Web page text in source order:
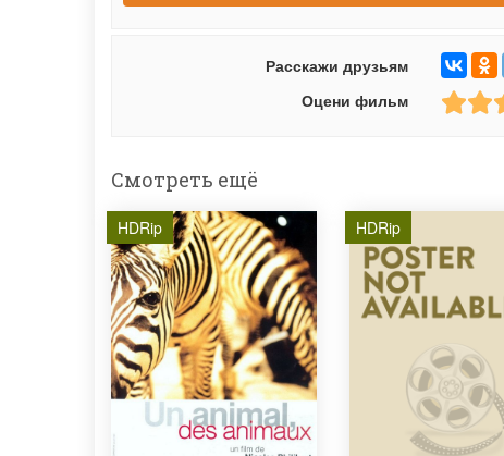
Расскажи друзьям
Оцени фильм
Смотреть ещё
HDRip HDRip